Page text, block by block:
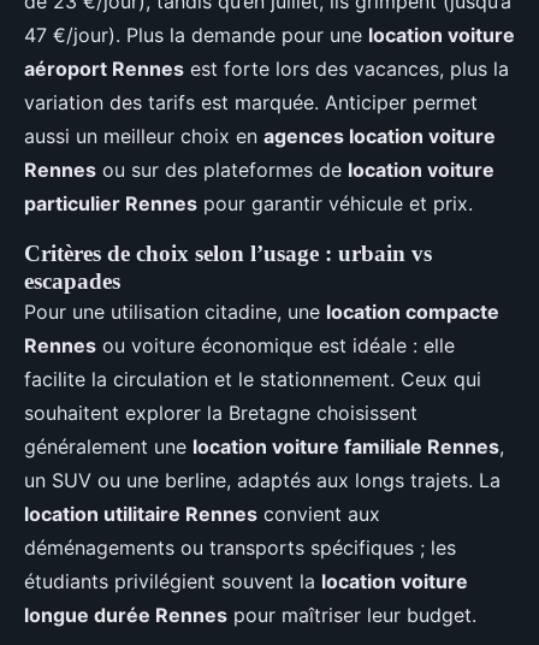
47 €/jour). Plus la demande pour une location voiture
aéroport Rennes est forte lors des vacances, plus la
variation des tarifs est marquée. Anticiper permet
aussi un meilleur choix en agences location voiture
Rennes ou sur des plateformes de location voiture
particulier Rennes pour garantir véhicule et prix.
Critères de choix selon l’usage : urbain vs
escapades
Pour une utilisation citadine, une location compacte
Rennes ou voiture économique est idéale : elle
facilite la circulation et le stationnement. Ceux qui
souhaitent explorer la Bretagne choisissent
généralement une location voiture familiale Rennes,
un SUV ou une berline, adaptés aux longs trajets. La
location utilitaire Rennes convient aux
déménagements ou transports spécifiques ; les
étudiants privilégient souvent la location voiture
longue durée Rennes pour maîtriser leur budget.